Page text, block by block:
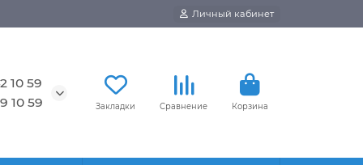
Личный кабинет
10 59
10 59
Закладки Сравнение Корзина